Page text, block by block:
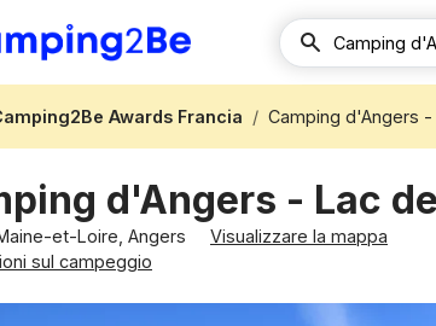
Awards Francia Camping d'Angers -
d'Angers - Lac
et-Loire, Angers
Visualizzare la mappa
sul campeggio